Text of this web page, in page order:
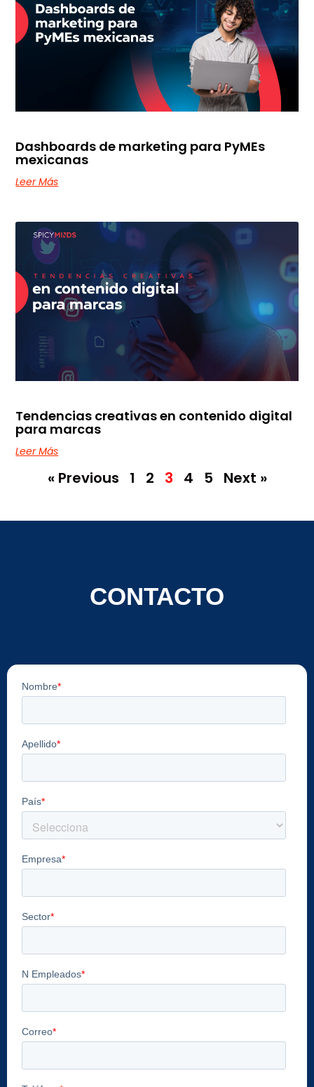
Dashboards de marketing para PyMEs
mexicanas
Leer Más
Tendencias creativas en contenido digital
para marcas
Leer Más
« Previous 1 2 3 4 5 Next »
CONTACTO